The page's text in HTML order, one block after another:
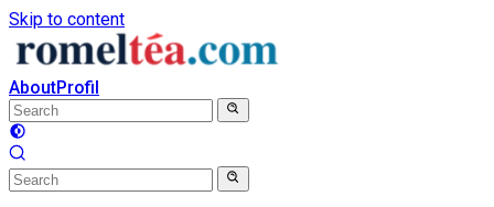
Skip to content
AboutProfil